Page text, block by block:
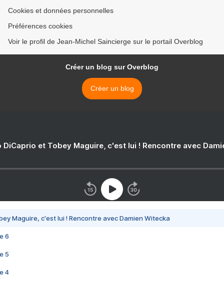
Cookies et données personnelles
Préférences cookies
Voir le profil de Jean-Michel Saincierge sur le portail Overblog
Créer un blog sur Overblog
Créer un blog
DiCaprio et Tobey Maguire, c'est lui ! Rencontre avec
Maguire, c'est lui ! Rencontre avec Damien Witecka
6
5
4